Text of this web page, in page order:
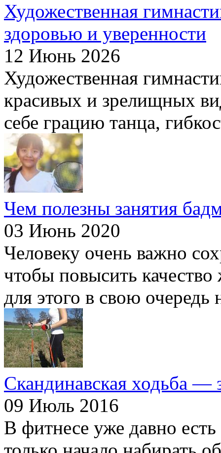
Художественная
здоровью и уверенности
12 Июнь 2026
Художественная
красивых и зрелищных
себе грацию танца,
Чем полезны занятия
03 Июнь 2020
Человеку очень важно
чтобы повысить
для этого в свою очередь
Скандинавская ходьба —
09 Июль 2016
В фитнесе уже давно